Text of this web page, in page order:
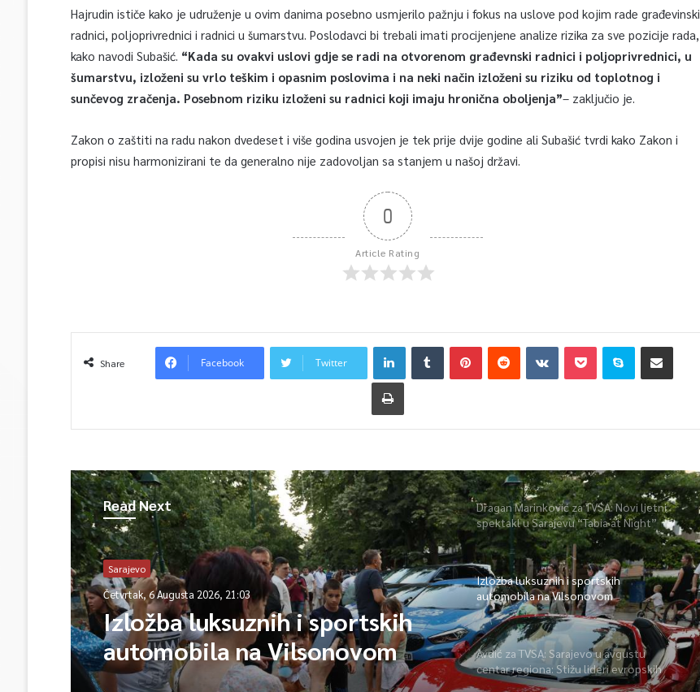
Hajrudin ističe kako je udruženje u ovim danima posebno usmjerilo pažnju i fokus na uslove pod kojim rade građevinski
radnici, poljoprivrednici i radnici u šumarstvu. Poslodavci bi trebali imati procijenjene analize rizika za sve pozicije rada,
kako navodi Subašić. “Kada su ovakvi uslovi gdje se radi na otvorenom građevnski radnici i poljoprivrednici, u
šumarstvu, izloženi su vrlo teškim i opasnim poslovima i na neki način izloženi su riziku od toplotnog i
sunčevog zračenja. Posebnom riziku izloženi su radnici koji imaju hronična oboljenja”– zaključio je.
Zakon o zaštiti na radu nakon dvedeset i više godina usvojen je tek prije dvije godine ali Subašić tvrdi kako Zakon i
propisi nisu harmonizirani te da generalno nije zadovoljan sa stanjem u našoj državi.
0
Article Rating
Share Facebook Twitter
Read Next
Sarajevo
Četvrtak, 6 Augusta 2026, 21:03
Izložba luksuznih i sportskih
automobila na Vilsonovom
Dragan Marinković za TVSA: Novi ljetni
spektakl u Sarajevu “Tabia at Night”
Izložba luksuznih i sportskih
automobila na Vilsonovom
Avdić za TVSA: Sarajevo u avgustu
centar regiona: Stižu lideri evropskih
gradova